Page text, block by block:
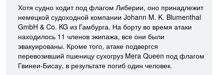
Хотя судно ходит под флагом Либерии, оно принадлежит
немецкой судоходной компании Johann M. K. Blumenthal
GmbH & Co. KG из Гамбурга. На борту во время атаки
находилось 11 членов экипажа, все они были
эвакуированы. Кроме того, атаке подвергся
перевозивший пшеницу сухогруз Mera Queen под флагом
Гвинеи-Бисау, в результате погиб один человек.